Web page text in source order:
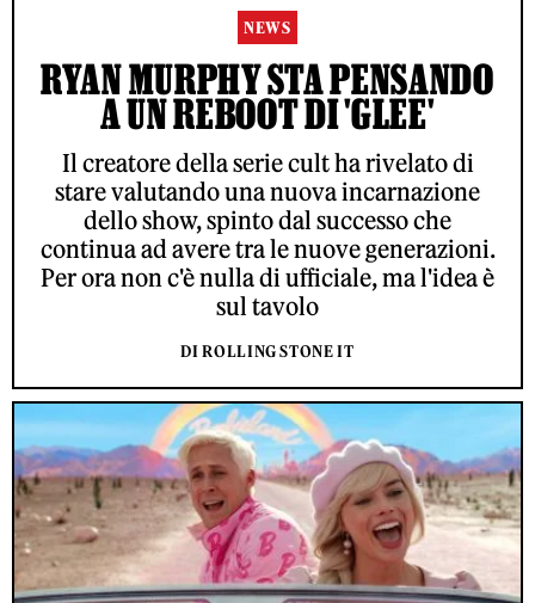
NEWS
RYAN MURPHY STA PENSANDO
A UN REBOOT DI 'GLEE'
Il creatore della serie cult ha rivelato di
stare valutando una nuova incarnazione
dello show, spinto dal successo che
continua ad avere tra le nuove generazioni.
Per ora non c'è nulla di ufficiale, ma l'idea è
sul tavolo
DI ROLLING STONE IT